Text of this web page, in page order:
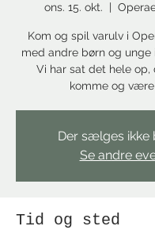
ons. 15. okt.
  |
Kom og spil varulv i
med andre børn og unge
Vi har sat det hele op,
komme og
Der sælges ikke
Se andre
Tid og sted